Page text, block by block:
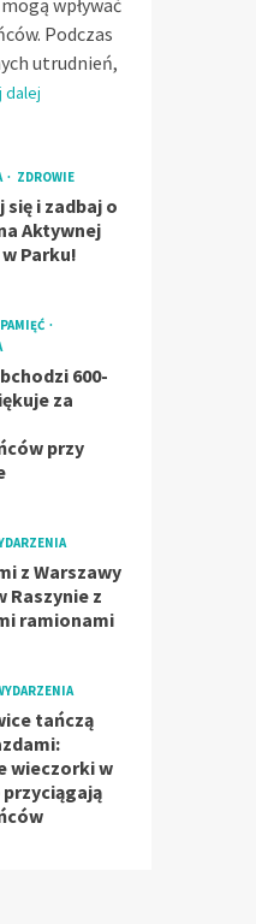
wpływać
Podczas
utrudnień,
dalej
ZDROWIE
się i zadbaj o
Aktywnej
Parku!
PAMIĘĆ
600-
za
przy
z Warszawy
Raszynie z
ramionami
tańczą
wieczorki w